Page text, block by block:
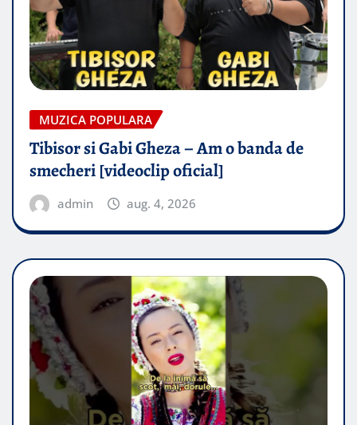
MUZICA POPULARA
Tibisor si Gabi Gheza – Am o banda de
smecheri [videoclip oficial]
admin aug. 4, 2026